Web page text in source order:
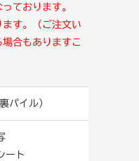
ております。
す。（ご注文い
合もありますこ
パイル）
ート